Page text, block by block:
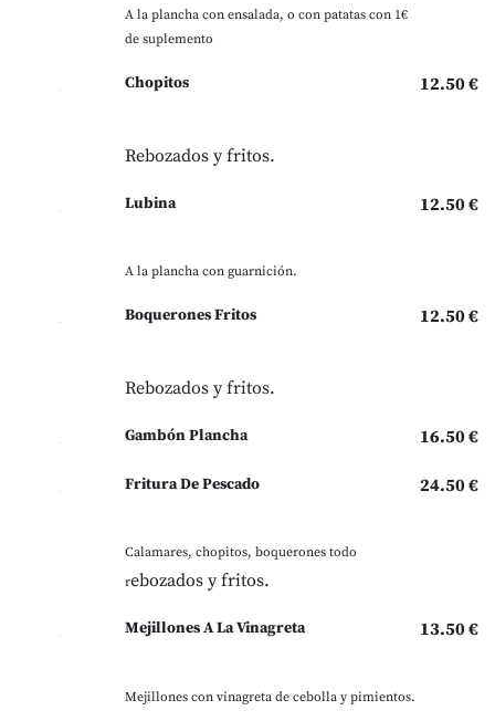
A la plancha con ensalada, o con patatas con 1€
de suplemento
Chopitos
Rebozados y fritos.
12.50 €
Lubina
A la plancha con guarnición.
12.50 €
Boquerones Fritos
Rebozados y fritos.
12.50 €
Gambón Plancha 16.50 €
Fritura De Pescado
Calamares, chopitos, boquerones todo
rebozados y fritos.
24.50 €
Mejillones A La Vinagreta
Mejillones con vinagreta de cebolla y pimientos.
13.50 €